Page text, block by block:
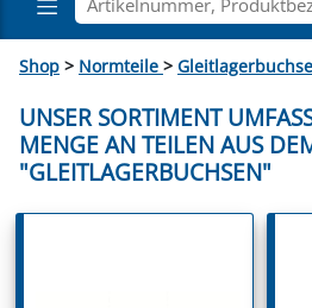
Shop > Normteile >
UNSER SORTIMENT
ENGE AN TEILEN AUS DEM
GLEITLAGERBUCHSEN"